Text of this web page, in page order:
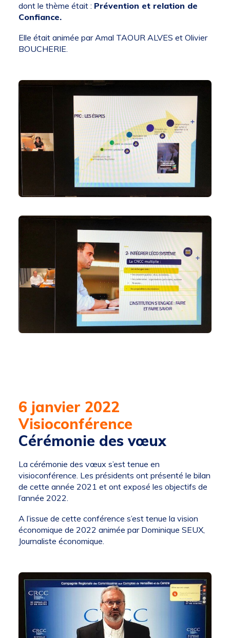
dont le thème était : Prévention et relation de
Confiance.
Elle était animée par Amal TAOUR ALVES et Olivier
BOUCHERIE.
6 janvier 2022
Visioconférence
Cérémonie des vœux
La cérémonie des vœux s’est tenue en
visioconférence. Les présidents ont présenté le bilan
de cette année 2021 et ont exposé les objectifs de
l’année 2022.
A l’issue de cette conférence s’est tenue la vision
économique de 2022 animée par Dominique SEUX,
Journaliste économique.